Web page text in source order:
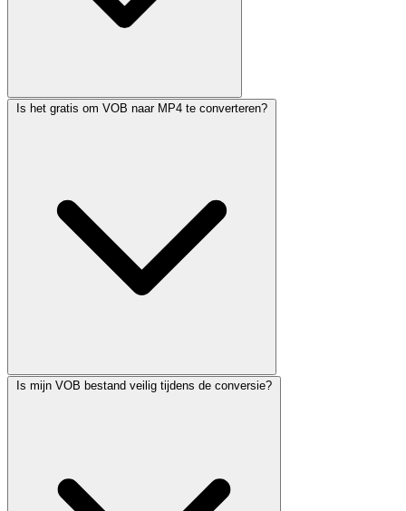
Is het gratis om VOB naar MP4 te converteren?
Is mijn VOB bestand veilig tijdens de conversie?